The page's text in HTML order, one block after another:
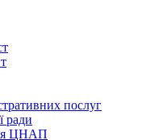
послуг
ради
ЦНАП